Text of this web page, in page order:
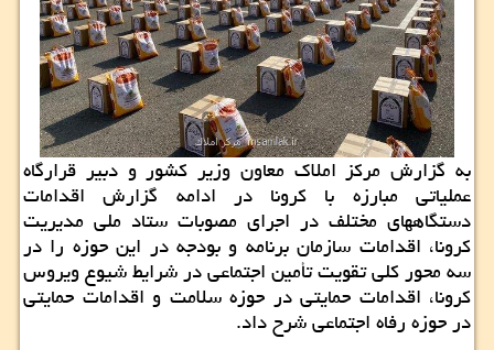
به گزارش مرکز املاک معاون وزیر کشور و دبیر قرارگاه
عملیاتی مبارزه با کرونا در ادامه گزارش اقدامات
دستگاههای مختلف در اجرای مصوبات ستاد ملی مدیریت
کرونا، اقدامات سازمان برنامه و بودجه در این حوزه را در
سه محور کلی تقویت تأمین اجتماعی در شرایط شیوع ویروس
کرونا، اقدامات حمایتی در حوزه سلامت و اقدامات حمایتی
در حوزه رفاه اجتماعی شرح داد.